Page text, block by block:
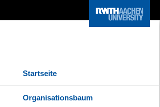
Startseite
Organisationsbaum